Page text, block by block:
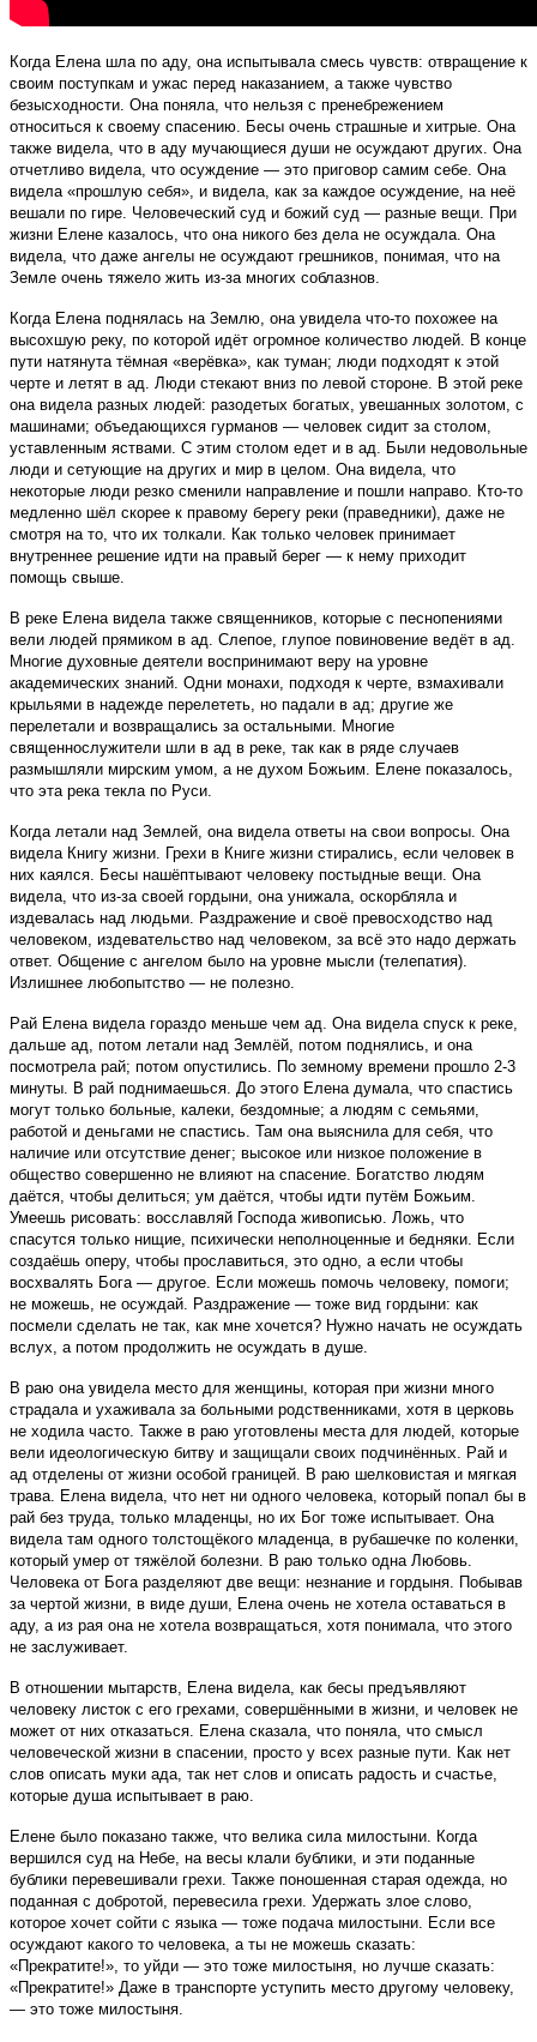
Когда Елена шла по аду, она испытывала смесь чувств: отвращение к
своим поступкам и ужас перед наказанием, а также чувство
безысходности. Она поняла, что нельзя с пренебрежением
относиться к своему спасению. Бесы очень страшные и хитрые. Она
также видела, что в аду мучающиеся души не осуждают других. Она
отчетливо видела, что осуждение — это приговор самим себе. Она
видела «прошлую себя», и видела, как за каждое осуждение, на неё
вешали по гире. Человеческий суд и божий суд — разные вещи. При
жизни Елене казалось, что она никого без дела не осуждала. Она
видела, что даже ангелы не осуждают грешников, понимая, что на
Земле очень тяжело жить из-за многих соблазнов.
Когда Елена поднялась на Землю, она увидела что-то похожее на
высохшую реку, по которой идёт огромное количество людей. В конце
пути натянута тёмная «верёвка», как туман; люди подходят к этой
черте и летят в ад. Люди стекают вниз по левой стороне. В этой реке
она видела разных людей: разодетых богатых, увешанных золотом, с
машинами; объедающихся гурманов — человек сидит за столом,
уставленным яствами. С этим столом едет и в ад. Были недовольные
люди и сетующие на других и мир в целом. Она видела, что
некоторые люди резко сменили направление и пошли направо. Кто-то
медленно шёл скорее к правому берегу реки (праведники), даже не
смотря на то, что их толкали. Как только человек принимает
внутреннее решение идти на правый берег — к нему приходит
помощь свыше.
В реке Елена видела также священников, которые с песнопениями
вели людей прямиком в ад. Слепое, глупое повиновение ведёт в ад.
Многие духовные деятели воспринимают веру на уровне
академических знаний. Одни монахи, подходя к черте, взмахивали
крыльями в надежде перелететь, но падали в ад; другие же
перелетали и возвращались за остальными. Многие
священнослужители шли в ад в реке, так как в ряде случаев
размышляли мирским умом, а не духом Божьим. Елене показалось,
что эта река текла по Руси.
Когда летали над Землей, она видела ответы на свои вопросы. Она
видела Книгу жизни. Грехи в Книге жизни стирались, если человек в
них каялся. Бесы нашёптывают человеку постыдные вещи. Она
видела, что из-за своей гордыни, она унижала, оскорбляла и
издевалась над людьми. Раздражение и своё превосходство над
человеком, издевательство над человеком, за всё это надо держать
ответ. Общение с ангелом было на уровне мысли (телепатия).
Излишнее любопытство — не полезно.
Рай Елена видела гораздо меньше чем ад. Она видела спуск к реке,
дальше ад, потом летали над Землёй, потом поднялись, и она
посмотрела рай; потом опустились. По земному времени прошло 2-3
минуты. В рай поднимаешься. До этого Елена думала, что спастись
могут только больные, калеки, бездомные; а людям с семьями,
работой и деньгами не спастись. Там она выяснила для себя, что
наличие или отсутствие денег; высокое или низкое положение в
общество совершенно не влияют на спасение. Богатство людям
даётся, чтобы делиться; ум даётся, чтобы идти путём Божьим.
Умеешь рисовать: восславляй Господа живописью. Ложь, что
спасутся только нищие, психически неполноценные и бедняки. Если
создаёшь оперу, чтобы прославиться, это одно, а если чтобы
восхвалять Бога — другое. Если можешь помочь человеку, помоги;
не можешь, не осуждай. Раздражение — тоже вид гордыни: как
посмели сделать не так, как мне хочется? Нужно начать не осуждать
вслух, а потом продолжить не осуждать в душе.
В раю она увидела место для женщины, которая при жизни много
страдала и ухаживала за больными родственниками, хотя в церковь
не ходила часто. Также в раю уготовлены места для людей, которые
вели идеологическую битву и защищали своих подчинённых. Рай и
ад отделены от жизни особой границей. В раю шелковистая и мягкая
трава. Елена видела, что нет ни одного человека, который попал бы в
рай без труда, только младенцы, но их Бог тоже испытывает. Она
видела там одного толстощёкого младенца, в рубашечке по коленки,
который умер от тяжёлой болезни. В раю только одна Любовь.
Человека от Бога разделяют две вещи: незнание и гордыня. Побывав
за чертой жизни, в виде души, Елена очень не хотела оставаться в
аду, а из рая она не хотела возвращаться, хотя понимала, что этого
не заслуживает.
В отношении мытарств, Елена видела, как бесы предъявляют
человеку листок с его грехами, совершёнными в жизни, и человек не
может от них отказаться. Елена сказала, что поняла, что смысл
человеческой жизни в спасении, просто у всех разные пути. Как нет
слов описать муки ада, так нет слов и описать радость и счастье,
которые душа испытывает в раю.
Елене было показано также, что велика сила милостыни. Когда
вершился суд на Небе, на весы клали бублики, и эти поданные
бублики перевешивали грехи. Также поношенная старая одежда, но
поданная с добротой, перевесила грехи. Удержать злое слово,
которое хочет сойти с языка — тоже подача милостыни. Если все
осуждают какого то человека, а ты не можешь сказать:
«Прекратите!», то уйди — это тоже милостыня, но лучше сказать:
«Прекратите!» Даже в транспорте уступить место другому человеку,
— это тоже милостыня.